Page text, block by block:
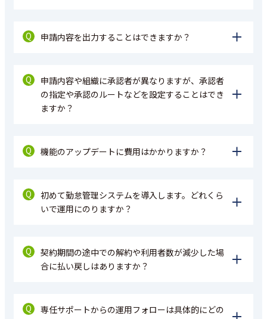
Q 申請内容を出力することはできますか？
Q
申請内容や組織に承認者が異なりますが、承認者
の指定や承認のルートなどを設定することはでき
ますか？
Q 機能のアップデートに費用はかかりますか？
Q
初めて勤怠管理システムを導入します。どれくら
いで運用にのりますか？
Q
契約期間の途中での解約や利用者数が減少した場
合に払い戻しはありますか？
Q
専任サポートからの運用フォローは具体的にどの